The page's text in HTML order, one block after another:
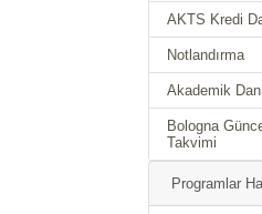
AKTS Kredi
Notlandırma
Akademik
Bologna
Takvimi
Programlar